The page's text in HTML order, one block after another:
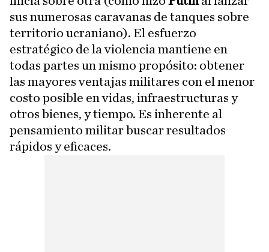
sus numerosas caravanas de tanques sobre
territorio ucraniano). El esfuerzo
estratégico de la violencia mantiene en
todas partes un mismo propósito: obtener
las mayores ventajas militares con el menor
costo posible en vidas, infraestructuras y
otros bienes, y tiempo. Es inherente al
pensamiento militar buscar resultados
rápidos y eficaces.